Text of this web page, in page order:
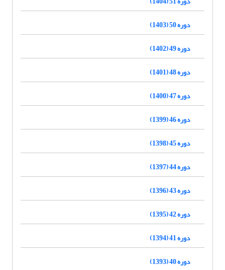
دوره 50 (1403)
دوره 49 (1402)
دوره 48 (1401)
دوره 47 (1400)
دوره 46 (1399)
دوره 45 (1398)
دوره 44 (1397)
دوره 43 (1396)
دوره 42 (1395)
دوره 41 (1394)
دوره 40 (1393)